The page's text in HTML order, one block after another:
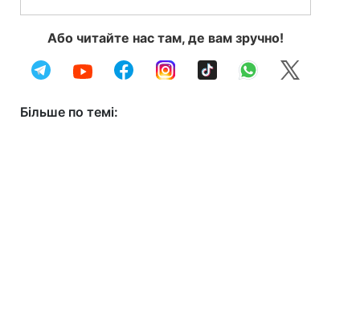
Або читайте нас там, де вам зручно!
Більше по темі: